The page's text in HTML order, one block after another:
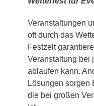
Veranstaltungen
oft durch das
Festzelt
Veranstaltung bei
ablaufen kann.
Lösungen sorgen
die bei großen